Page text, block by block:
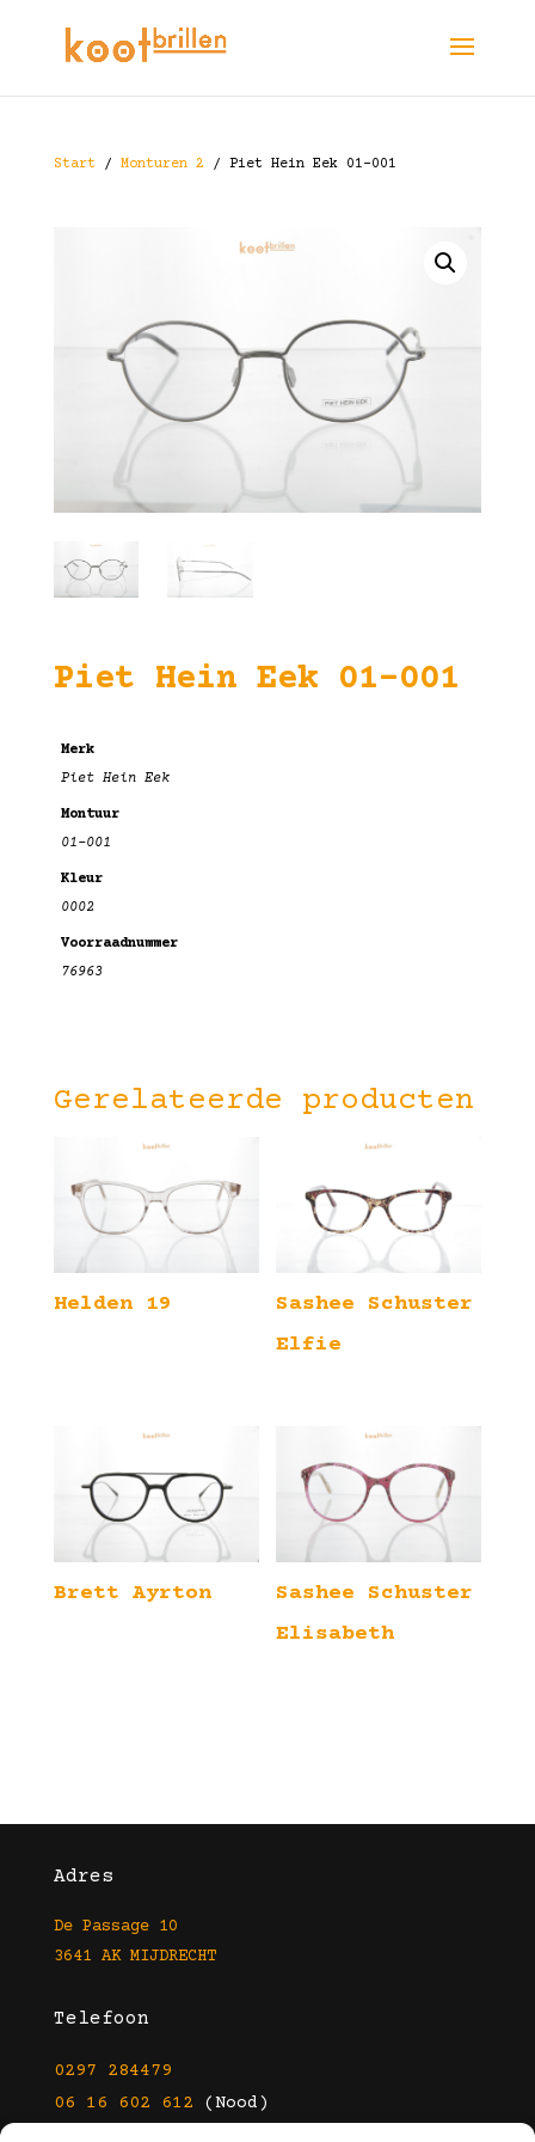
Start/ Monturen 2 / Piet Hein Eek 01-001
Piet Hein Eek 01-001
Merk
Piet Hein Eek
Montuur
01-001
Kleur
0002
Voorraadnummer
76963
Gerelateerde producten
Helden 19
Sashee Schuster
Elfie
Brett Ayrton
Sashee Schuster
Elisabeth
Adres
De Passage 10
3641 AK MIJDRECHT
Telefoon
0297 284479
06 16 602 612 (Nood)